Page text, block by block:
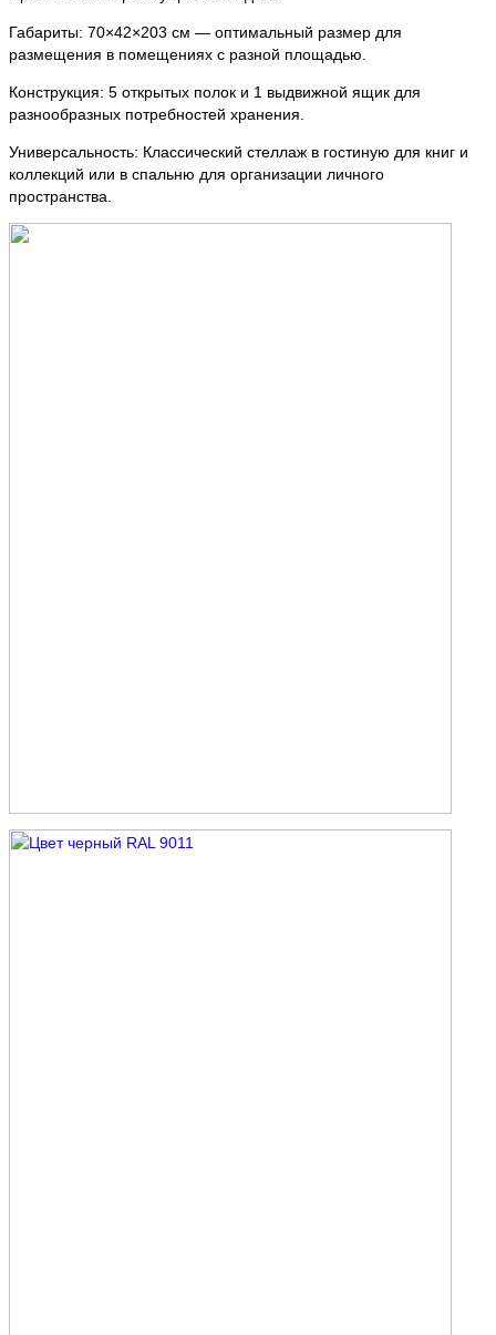
Габариты: 70×42×203 см — оптимальный размер для
размещения в помещениях с разной площадью.
Конструкция: 5 открытых полок и 1 выдвижной ящик для
разнообразных потребностей хранения.
Универсальность: Классический стеллаж в гостиную для книг и
коллекций или в спальню для организации личного
пространства.